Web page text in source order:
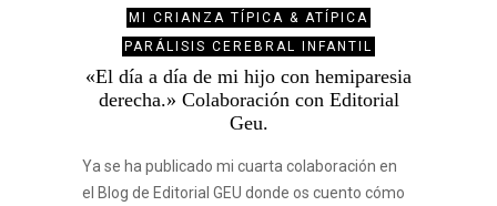
MI CRIANZA TÍPICA & ATÍPICA
PARÁLISIS CEREBRAL INFANTIL
«El día a día de mi hijo con hemiparesia
derecha.» Colaboración con Editorial
Geu.
Ya se ha publicado mi cuarta colaboración en
el Blog de Editorial GEU donde os cuento cómo